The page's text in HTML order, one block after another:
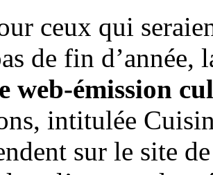
ceux qui
de fin
web-émission
intitulée
sur le site